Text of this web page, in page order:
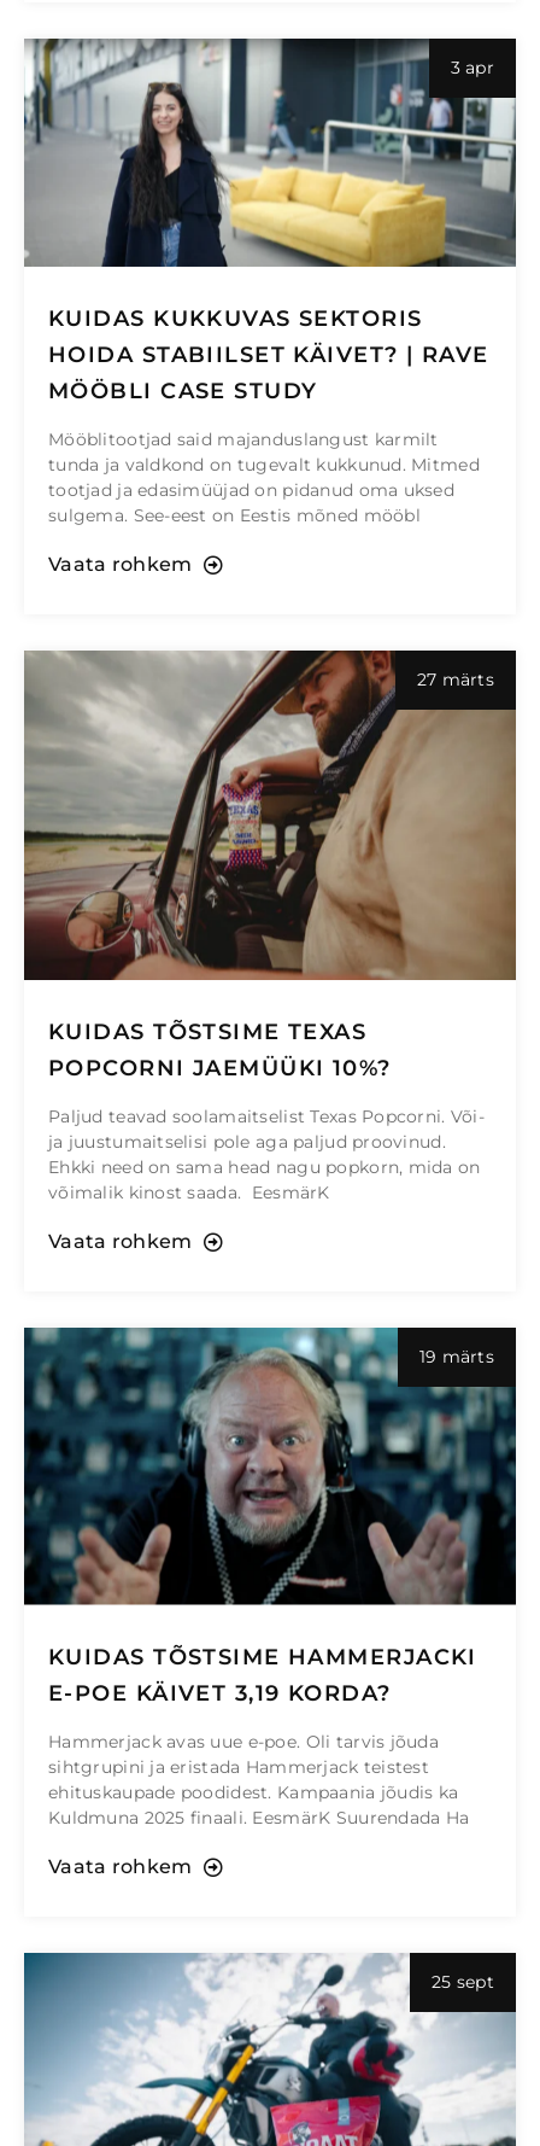
3 apr
KUIDAS KUKKUVAS SEKTORIS
HOIDA STABIILSET KÄIVET? | RAVE
MÖÖBLI CASE STUDY
Mööblitootjad said majanduslangust karmilt
tunda ja valdkond on tugevalt kukkunud. Mitmed
tootjad ja edasimüüjad on pidanud oma uksed
sulgema. See-eest on Eestis mõned mööbl
Vaata rohkem
27 märts
KUIDAS TÕSTSIME TEXAS
POPCORNI JAEMÜÜKI 10%?
Paljud teavad soolamaitselist Texas Popcorni. Või-
ja juustumaitselisi pole aga paljud proovinud.
Ehkki need on sama head nagu popkorn, mida on
võimalik kinost saada. EesmärK
Vaata rohkem
19 märts
KUIDAS TÕSTSIME HAMMERJACKI
E-POE KÄIVET 3,19 KORDA?
Hammerjack avas uue e-poe. Oli tarvis jõuda
sihtgrupini ja eristada Hammerjack teistest
ehituskaupade poodidest. Kampaania jõudis ka
Kuldmuna 2025 finaali. EesmärK Suurendada Ha
Vaata rohkem
25 sept